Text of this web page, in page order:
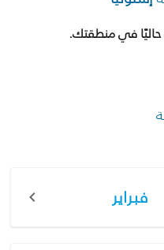
في منطقتك.
فبراير